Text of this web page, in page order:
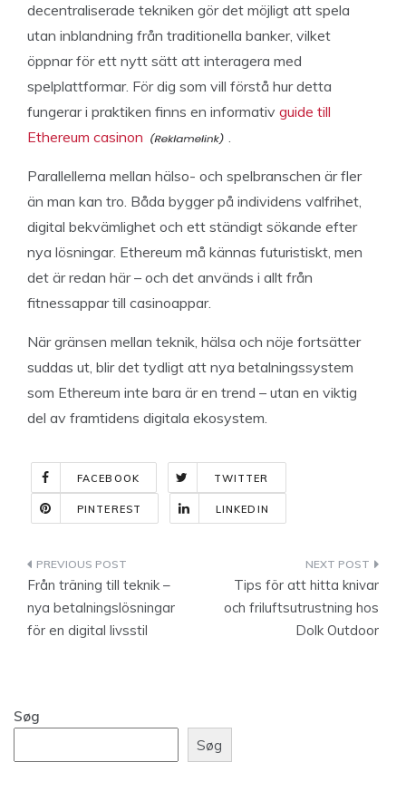
decentraliserade tekniken gör det möjligt att spela
utan inblandning från traditionella banker, vilket
öppnar för ett nytt sätt att interagera med
spelplattformar. För dig som vill förstå hur detta
fungerar i praktiken finns en informativ guide till
Ethereum casinon
.
Parallellerna mellan hälso- och spelbranschen är fler
än man kan tro. Båda bygger på individens valfrihet,
digital bekvämlighet och ett ständigt sökande efter
nya lösningar. Ethereum må kännas futuristiskt, men
det är redan här – och det används i allt från
fitnessappar till casinoappar.
När gränsen mellan teknik, hälsa och nöje fortsätter
suddas ut, blir det tydligt att nya betalningssystem
som Ethereum inte bara är en trend – utan en viktig
del av framtidens digitala ekosystem.
FACEBOOK TWITTER
PINTEREST LINKEDIN
Indlægsnavigation
Från träning till teknik –
nya betalningslösningar
för en digital livsstil
Tips för att hitta knivar
och friluftsutrustning hos
Dolk Outdoor
Søg
Søg